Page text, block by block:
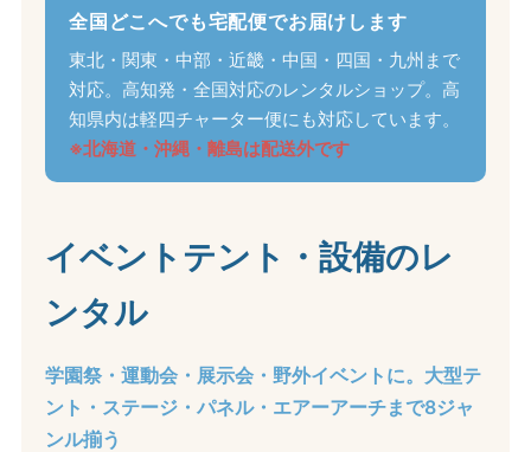
全国どこへでも宅配便でお届けします
東北・関東・中部・近畿・中国・四国・九州まで
対応。高知発・全国対応のレンタルショップ。高
知県内は軽四チャーター便にも対応しています。
※北海道・沖縄・離島は配送外です
イベントテント・設備のレ
ンタル
学園祭・運動会・展示会・野外イベントに。大型テ
ント・ステージ・パネル・エアーアーチまで8ジャ
ンル揃う